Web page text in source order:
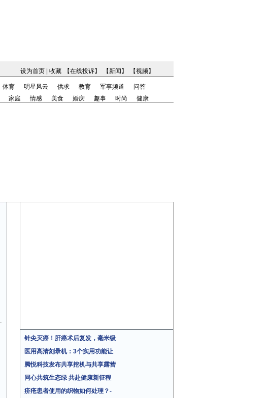
设为首页 收藏 【在线投诉】 【新闻 】 【视频】
体育 明星风云 供求 教育 军事频道
问答
家庭 情感 美食 婚庆 趣事 时尚 健康
针尖灭癌！肝癌术后复发，毫米级
医用高清刻录机：3个实用功能让
腾悦科技发布共享挖机与共享露营
同心共筑生态绿 共赴健康新征程
疥疮患者使用的织物如何处理？-